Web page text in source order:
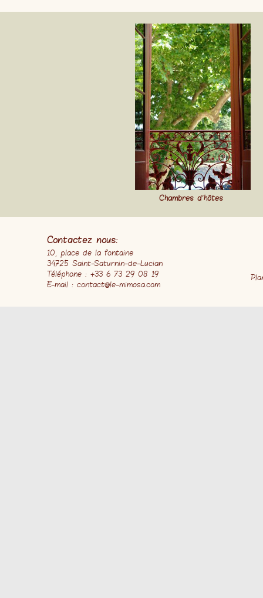
Chambres d'hôtes
Contactez nous:
10, place de la fontaine
34725 Saint-Saturnin-de-Lucian
Téléphone : +33 6 73 29 08 19
E-mail : contact@le-mimosa.com